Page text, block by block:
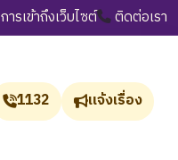
การเข้าถึงเว็บไซต์ ติดต่อเรา
1132 แจ้งเรื่อง